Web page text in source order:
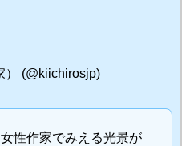
(@kiichirosjp)
性作家でみえる光景が